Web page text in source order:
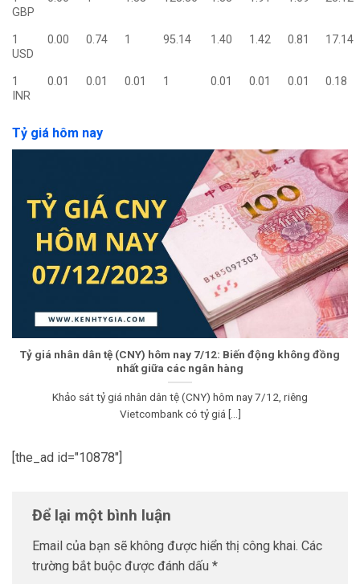
GBP
1
USD
0.00 0.74 1 95.14 1.40 1.42 0.81 17.14
1
INR
0.01 0.01 0.01 1 0.01 0.01 0.01 0.18
Tỷ giá hôm nay
Tỷ giá nhân dân tệ (CNY) hôm nay 7/12: Biến động không đồng
nhất giữa các ngân hàng
Khảo sát tỷ giá nhân dân tệ (CNY) hôm nay 7/12, riêng
Vietcombank có tỷ giá [...]
[the_ad id="10878"]
Để lại một bình luận
Email của bạn sẽ không được hiển thị công khai. Các
trường bắt buộc được đánh dấu *